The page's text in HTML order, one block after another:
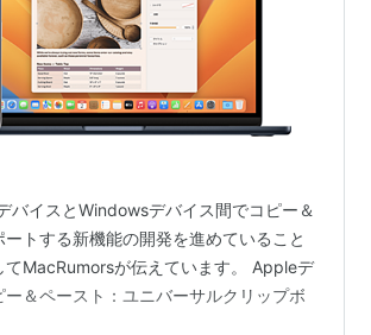
バイスとWindowsデバイス間でコピー＆
トする新機能の開発を進めていること
てMacRumorsが伝えています。 Appleデ
ー＆ペースト：ユニバーサルクリップボ